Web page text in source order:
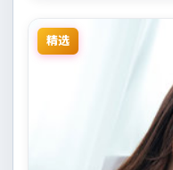
精选